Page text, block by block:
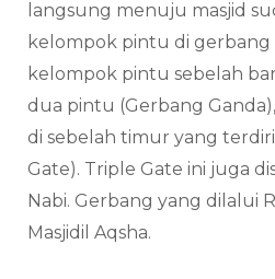
langsung menuju masjid
kelompok pintu di gerbang
kelompok pintu sebelah
dua pintu (Gerbang
di sebelah timur yang
Gate). Triple Gate ini juga
Nabi. Gerbang yang dilalui
Masjidil Aqsha.